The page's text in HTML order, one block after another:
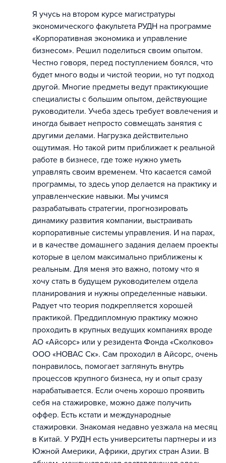
Я учусь на втором курсе магистратуры
экономического факультета РУДН на программе
«Корпоративная экономика и управление
бизнесом». Решил поделиться своим опытом.
Честно говоря, перед поступлением боялся, что
будет много воды и чистой теории, но тут подход
другой. Многие предметы ведут практикующие
специалисты с большим опытом, действующие
руководители. Учеба здесь требует вовлечения и
иногда бывает непросто совмещать занятия с
другими делами. Нагрузка действительно
ощутимая. Но такой ритм приближает к реальной
работе в бизнесе, где тоже нужно уметь
управлять своим временем. Что касается самой
программы, то здесь упор делается на практику и
управленческие навыки. Мы учимся
разрабатывать стратегии, прогнозировать
динамику развития компании, выстраивать
корпоративные системы управления. И на парах,
и в качестве домашнего задания делаем проекты
которые в целом максимально приближены к
реальным. Для меня это важно, потому что я
хочу стать в будущем руководителем отдела
планирования и нужны определенные навыки.
Радует что теория подкрепляется хорошей
практикой. Преддипломную практику можно
проходить в крупных ведущих компаниях вроде
АО «Айсорс» или у резидента Фонда «Сколково»
ООО «НОВАС Ск». Сам проходил в Айсорс, очень
понравилось, помогает заглянуть внутрь
процессов крупного бизнеса, ну и опыт сразу
нарабатывается. Если очень хорошо проявить
себя на стажировке, можно даже получить
оффер. Есть кстати и международные
стажировки. Знакомая недавно уезжала на месяц
в Китай. У РУДН есть университеты партнеры и из
Южной Америки, Африки, других стран Азии. В